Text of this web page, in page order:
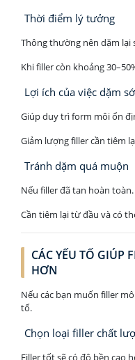
Thời điểm lý tưởng
Thông thường nên dặm lại
Khi filler còn khoảng
Lợi ích của việc dặm
Giúp duy trì form môi ổn
Giảm lượng filler cần tiêm
Tránh dặm quá muộn
Nếu filler đã tan hoàn toàn.
Cần tiêm lại từ đầu và có
CÁC YẾU TỐ GIÚP
HƠN
Nếu các bạn muốn filler
tố.
Chọn loại filler chất
Filler tốt sẽ có độ bền cao